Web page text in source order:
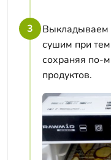
3
Выкладываем
сушим при
сохраняя по-
продуктов.